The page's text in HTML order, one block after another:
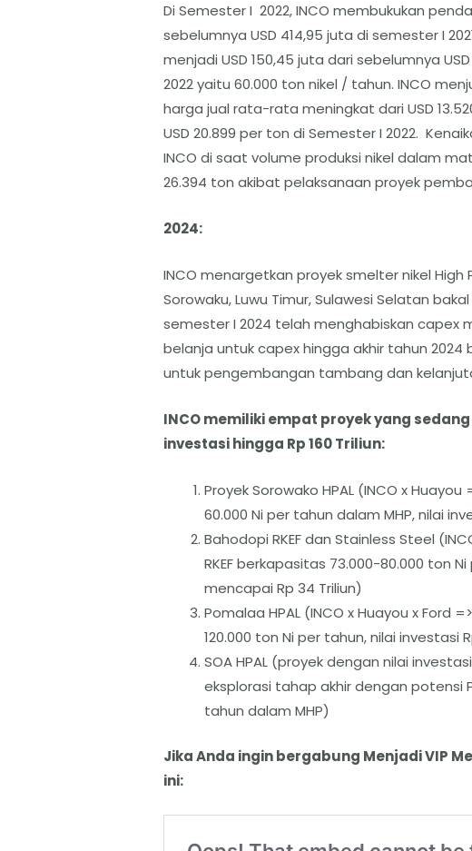
Di Semester I 2022, INCO membukukan
sebelumnya USD 414,95 juta di semester I
menjadi USD 150,45 juta dari sebelumnya
2022 yaitu 60.000 ton nikel / tahun. INCO
harga jual rata-rata meningkat dari USD
USD 20.899 per ton di Semester I 2022.
INCO di saat volume produksi nikel dalam
26.394 ton akibat pelaksanaan proyek
2024:
INCO menargetkan proyek smelter nikel High
Sorowaku, Luwu Timur, Sulawesi Selatan
semester I 2024 telah menghabiskan capex
belanja untuk capex hingga akhir tahun 2024
untuk pengembangan tambang dan
INCO memiliki empat proyek yang
investasi hingga Rp 160 Triliun:
Proyek Sorowako HPAL (INCO x
60.000 Ni per tahun dalam MHP, nilai
Bahodopi RKEF dan Stainless Steel
RKEF berkapasitas 73.000-80.000 ton
mencapai Rp 34 Triliun)
Pomalaa HPAL (INCO x Huayou x Ford
120.000 ton Ni per tahun, nilai investasi
SOA HPAL (proyek dengan nilai
eksplorasi tahap akhir dengan potensi
tahun dalam MHP)
Jika Anda ingin bergabung Menjadi VIP
ini: